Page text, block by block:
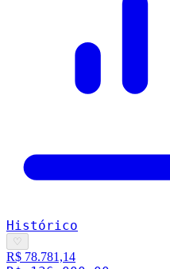
Histórico
♡
R$ 78.781,14